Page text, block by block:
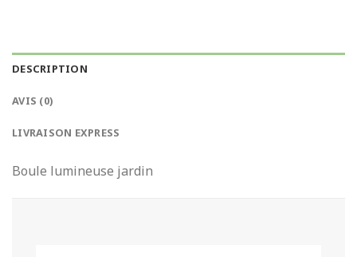
DESCRIPTION
AVIS (0)
LIVRAISON EXPRESS
Boule lumineuse jardin